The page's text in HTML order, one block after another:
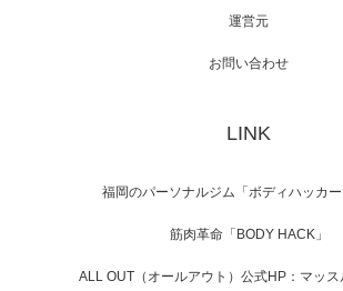
【TV】NHK BS「COOL
「ねとらぼ」さんに…
運営元
お問い合わせ
LINK
福岡のパーソナルジム「ボディハッカー
筋肉革命「BODY HACK」
ALL OUT（オールアウト）公式HP：マッ